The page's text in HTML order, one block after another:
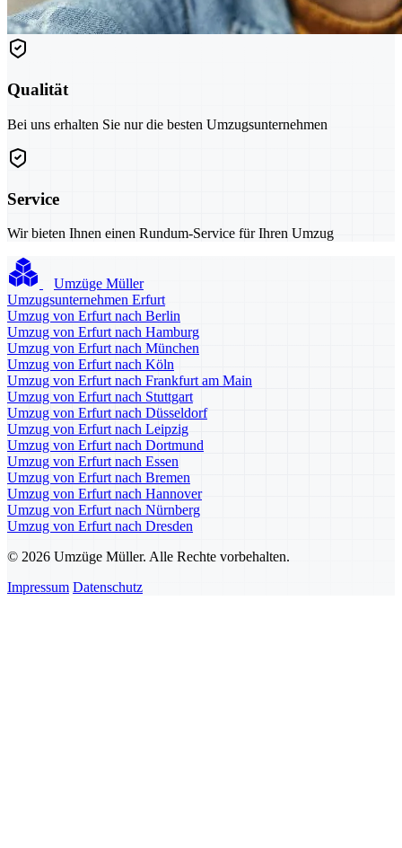
Qualität
Bei uns erhalten Sie nur die besten Umzugsunternehmen
Service
Wir bieten Ihnen einen Rundum-Service für Ihren Umzug
Umzüge Müller
Umzugsunternehmen Erfurt
Umzug von Erfurt nach Berlin
Umzug von Erfurt nach Hamburg
Umzug von Erfurt nach München
Umzug von Erfurt nach Köln
Umzug von Erfurt nach Frankfurt am Main
Umzug von Erfurt nach Stuttgart
Umzug von Erfurt nach Düsseldorf
Umzug von Erfurt nach Leipzig
Umzug von Erfurt nach Dortmund
Umzug von Erfurt nach Essen
Umzug von Erfurt nach Bremen
Umzug von Erfurt nach Hannover
Umzug von Erfurt nach Nürnberg
Umzug von Erfurt nach Dresden
© 2026 Umzüge Müller. Alle Rechte vorbehalten.
Impressum Datenschutz